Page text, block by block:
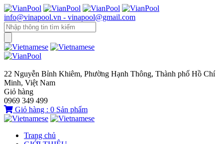
info@vinapool.vn - vinapool@gmail.com
22 Nguyễn Bỉnh Khiêm, Phường Hạnh Thông, Thành phố Hồ Chí
Minh, Việt Nam
Giỏ hàng
0969 349 499
Giỏ hàng : 0 Sản phẩm
Trang chủ